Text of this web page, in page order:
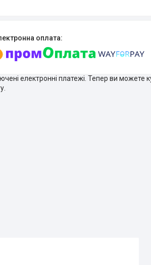
електронні платежі. Тепер ви можете